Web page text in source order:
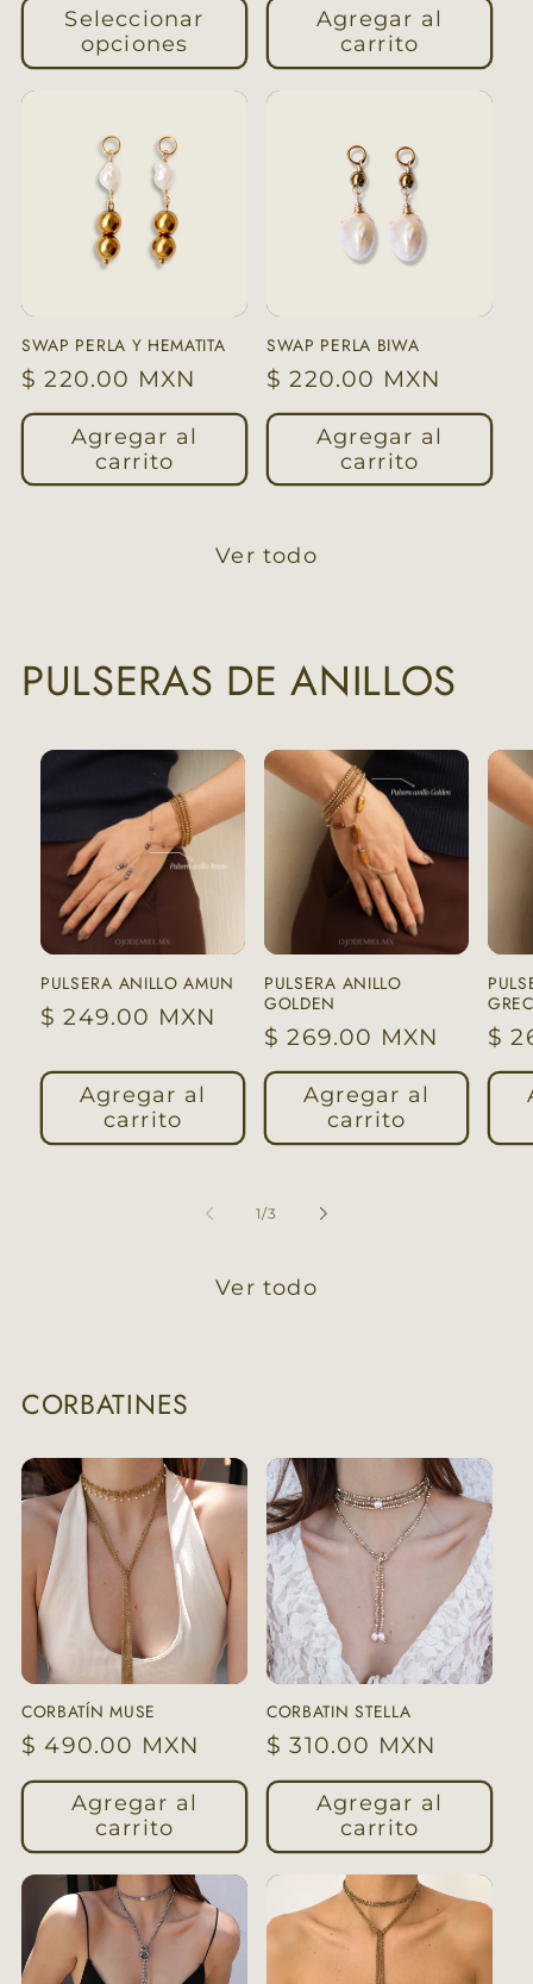
Seleccionar
opciones
Agregar al
carrito
SWAP PERLA Y HEMATITA
Precio
habitual
$ 220.00 MXN
Agregar al
carrito
SWAP PERLA BIWA
Precio
habitual
$ 220.00 MXN
Agregar al
carrito
Ver todo
PULSERAS DE ANILLOS
PULSERA ANILLO AMUN
Precio
$ 249.00 MXN
Agregar al
carrito
PULSERA ANILLO
GOLDEN
Precio
habitual
$ 269.00 MXN
Agregar al
carrito
$
1/de
3
Ver todo
CORBATINES
CORBATÍN MUSE
Precio
habitual
$ 490.00 MXN
Agregar al
carrito
CORBATIN STELLA
Precio
habitual
$ 310.00 MXN
Agregar al
carrito